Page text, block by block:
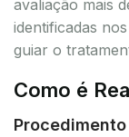
avaliação mais
identificadas
guiar o
Como é
Procedimento